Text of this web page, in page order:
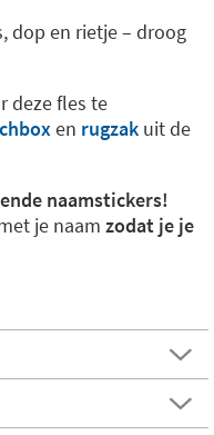
dop en rietje – droog
deze fles te
en rugzak uit de
naamstickers!
je naam zodat je je